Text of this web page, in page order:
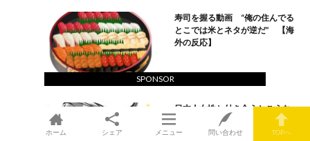
寿司を握る動画 “俺の住んでる
とこでは米とネタが逆だ” 【海
外の反応】
日本人女性と付き合うとこうな
る！ “俺はお小遣いを貰うため
に働くの？” 【海外の反応】
SPONSOR
ホーム シェア メニュー 問い合わせ TOPへ